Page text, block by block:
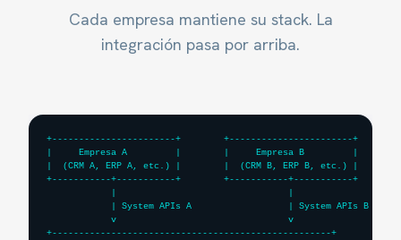
Cada empresa mantiene su stack. La
integración pasa por arriba.
+-----------------------+        +-----------------------+
|     Empresa A         |        |     Empresa B         |
|  (CRM A, ERP A, etc.) |        |  (CRM B, ERP B, etc.) |
+-----------+-----------+        +-----------+-----------+
            | System APIs A                  | System APIs B
            v                                v
+----------------------------------------------------+